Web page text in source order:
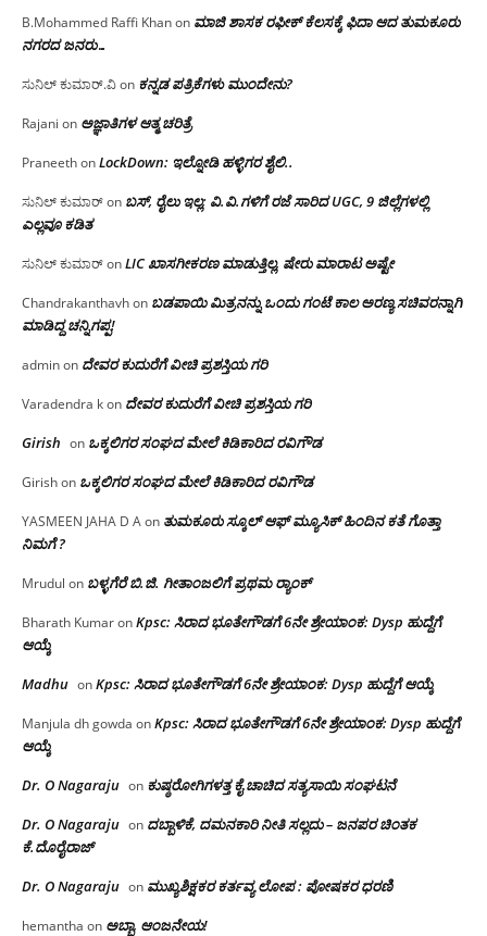
B.Mohammed Raffi Khanon ಮಾಜಿ ಶಾಸಕ ರಫೀಕ್ ಕೆಲಸಕ್ಕೆ ಫಿದಾ ಆದ ತುಮಕೂರು
ನಗರದ ಜನರು…
ಸುನಿಲ್ ಕುಮಾರ್.ವಿon ಕನ್ನಡ ಪತ್ರಿಕೆಗಳು ಮುಂದೇನು?
Rajani on ಅಜ್ಞಾತಿಗಳ ಆತ್ಮ ಚರಿತ್ರೆ
PraneethonLockDown: ಇಲ್ನೋಡಿ ಹಳ್ಳಿಗರ ಶೈಲಿ..
ಸುನಿಲ್ ಕುಮಾರ್on ಬಸ್, ರೈಲು ಇಲ್ಲ; ವಿ.ವಿ.ಗಳಿಗೆ ರಜೆ ಸಾರಿದ UGC, 9 ಜಿಲ್ಲೆಗಳಲ್ಲಿ
ಎಲ್ಲವೂ ಕಡಿತ
ಸುನಿಲ್ ಕುಮಾರ್onLIC ಖಾಸಗೀಕರಣ ಮಾಡುತ್ತಿಲ್ಲ, ಷೇರು ಮಾರಾಟ ಅಷ್ಟೇ
Chandrakanthavhon ಬಡಪಾಯಿ ಮಿತ್ರನನ್ನು ಒಂದು ಗಂಟೆ ಕಾಲ ಅರಣ್ಯ ಸಚಿವರನ್ನಾಗಿ
ಮಾಡಿದ್ದ ಚನ್ನಿಗಪ್ಪ!
adminon ದೇವರ ಕುದುರೆಗೆ ವೀಚಿ ಪ್ರಶಸ್ತಿಯ ಗರಿ
Varadendra kon ದೇವರ ಕುದುರೆಗೆ ವೀಚಿ ಪ್ರಶಸ್ತಿಯ ಗರಿ
Girish on ಒಕ್ಕಲಿಗರ ಸಂಘದ ಮೇಲೆ ಕಿಡಿಕಾರಿದ ರವಿಗೌಡ
Girishon ಒಕ್ಕಲಿಗರ ಸಂಘದ ಮೇಲೆ ಕಿಡಿಕಾರಿದ ರವಿಗೌಡ
YASMEEN JAHA D Aon ತುಮಕೂರು ಸ್ಕೂಲ್ ಆಫ್ ಮ್ಯೂಸಿಕ್ ಹಿಂದಿನ ಕತೆ ಗೊತ್ತಾ
ನಿಮಗೆ ?
Mrudul on ಬಳ್ಳಗೆರೆ ಬಿ.ಜಿ. ಗೀತಾಂಜಲಿಗೆ ಪ್ರಥಮ ರ‌್ಯಾಂಕ್
Bharath KumaronKpsc: ಸಿರಾದ ಭೂತೇಗೌಡಗೆ 6ನೇ ಶ್ರೇಯಾಂಕ: Dysp ಹುದ್ದೆಗೆ
ಆಯ್ಕೆ
Madhu onKpsc: ಸಿರಾದ ಭೂತೇಗೌಡಗೆ 6ನೇ ಶ್ರೇಯಾಂಕ: Dysp ಹುದ್ದೆಗೆ ಆಯ್ಕೆ
Manjula dh gowda onKpsc: ಸಿರಾದ ಭೂತೇಗೌಡಗೆ 6ನೇ ಶ್ರೇಯಾಂಕ: Dysp ಹುದ್ದೆಗೆ
ಆಯ್ಕೆ
Dr. O Nagaraju on ಕುಷ್ಠರೋಗಿಗಳತ್ತ ಕೈ ಚಾಚಿದ ಸತ್ಯಸಾಯಿ ಸಂಘಟನೆ
Dr. O Nagaraju on ದಬ್ಬಾಳಿಕೆ, ದಮನಕಾರಿ ನೀತಿ ಸಲ್ಲದು – ಜನಪರ ಚಿಂತಕ
ಕೆ.ದೊರೈರಾಜ್
Dr. O Nagaraju on ಮುಖ್ಯಶಿಕ್ಷಕರ ಕರ್ತವ್ಯ ಲೋಪ : ಪೋಷಕರ ಧರಣಿ
hemantha on ಅಬ್ಬಾ, ಆಂಜನೇಯ!